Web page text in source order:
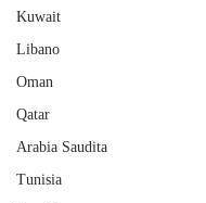
Kuwait
Libano
Oman
Qatar
Arabia Saudita
Tunisia